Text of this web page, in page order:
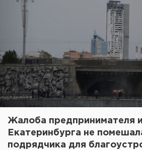
Жалоба предпринимателя
Екатеринбурга не
подрядчика для